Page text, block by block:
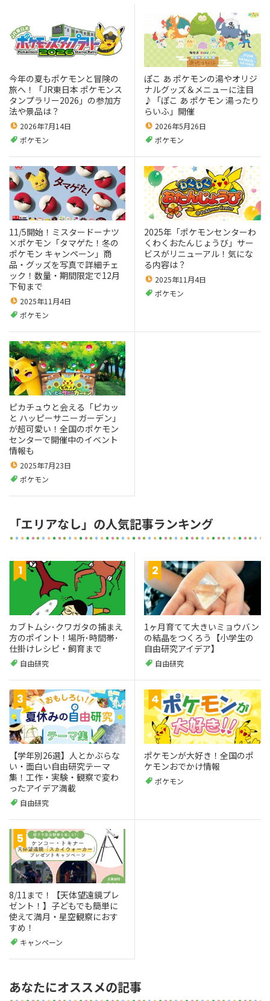
今年の夏もポケモンと冒険の
旅へ！「JR東日本 ポケモンス
タンプラリー2026」の参加方
法や景品は？
2026年7月14日
ポケモン
ぽこ あ ポケモンの湯やオリジ
ナルグッズ＆メニューに注目
♪「ぽこ あ ポケモン 湯ったり
らいふ」開催
2026年5月26日
ポケモン
11/5開始！ミスタードーナツ
×ポケモン「タマゲた！冬の
ポケモン キャンペーン」商
品・グッズを写真で詳細チェ
ック！数量・期間限定で12月
下旬まで
2025年11月4日
ポケモン
2025年「ポケモンセンターわ
くわくおたんじょうび」サー
ビスがリニューアル！気にな
る内容は？
2025年11月4日
ポケモン
ピカチュウと会える「ピカッ
と ハッピーサニーガーデン」
が超可愛い！全国のポケモン
センターで開催中のイベント
情報も
2025年7月23日
ポケモン
「エリアなし」の人気記事ランキング
カブトムシ･クワガタの捕まえ
方のポイント！場所･時間帯･
仕掛けレシピ・飼育まで
自由研究
1ヶ月育てて大きいミョウバン
の結晶をつくろう【小学生の
自由研究アイデア】
自由研究
【学年別26選】人とかぶらな
い・面白い自由研究テーマ
集！工作・実験・観察で変わ
ったアイデア満載
自由研究
ポケモンが大好き！全国のポ
ケモンおでかけ情報
ポケモン
8/11まで！【天体望遠鏡プレ
ゼント！】子どもでも簡単に
使えて満月・星空観察におす
すめ！
キャンペーン
あなたにオススメの記事